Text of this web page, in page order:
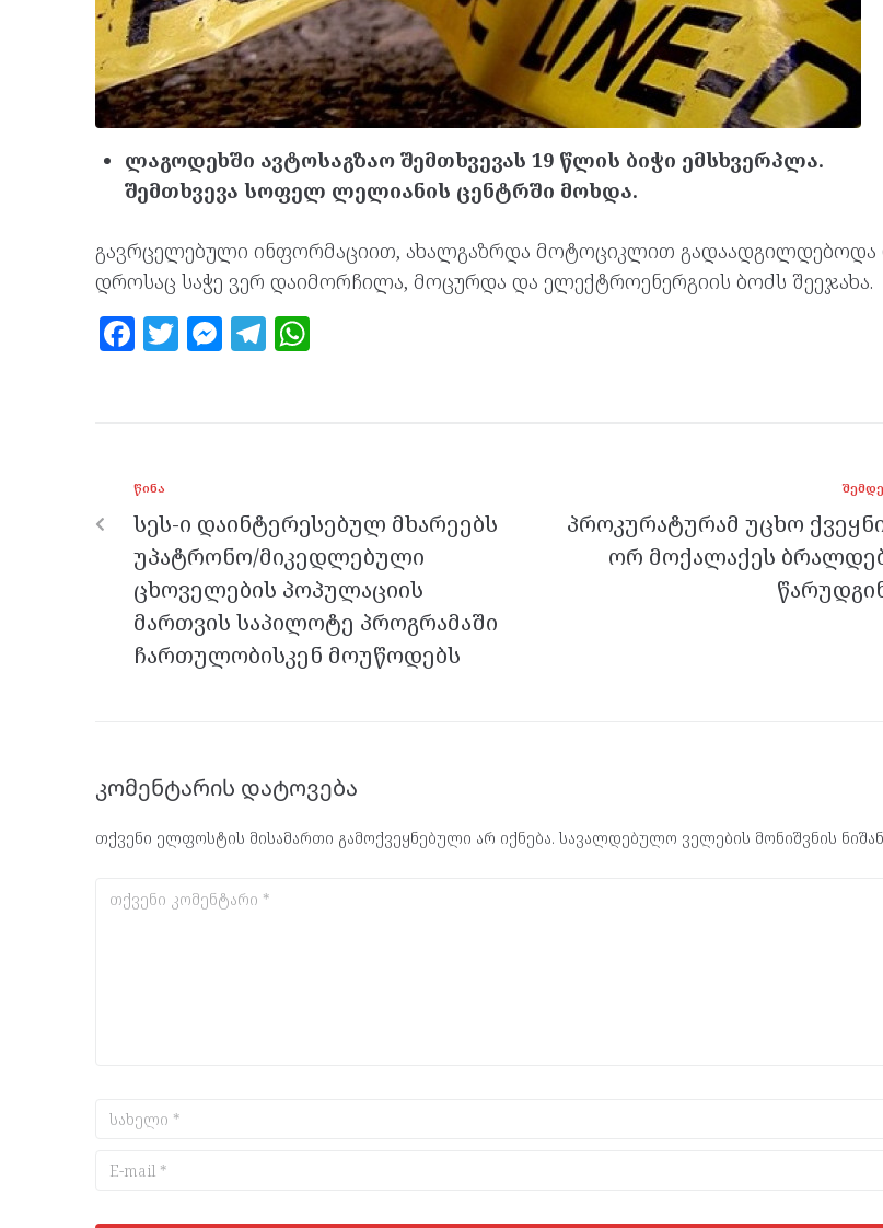
ლაგოდეხში ავტოსაგზაო შემთხვევას 19 წლის ბიჭი ემსხვერპლა.
შემთხვევა სოფელ ლელიანის ცენტრში მოხდა.
გავრცელებული ინფორმაციით, ახალგაზრდა მოტოციკლით გადაადგილდებოდა
დროსაც საჭე ვერ დაიმორჩილა, მოცურდა და ელექტროენერგიის ბოძს შეეჯახა.
F
o
o
k
T M
er
T
m p
p
ᲬᲘᲜᲐ
სეს-ი დაინტერესებულ მხარეებს
უპატრონო/მიკედლებული
ცხოველების პოპულაციის
მართვის საპილოტე პროგრამაში
ჩართულობისკენ მოუწოდებს
პროკურატურამ უცხო
ორ მოქალაქეს
კომენტარის დატოვება
თქვენი ელფოსტის მისამართი გამოქვეყნებული არ იქნება. სავალდებულო ველების მონიშვნის